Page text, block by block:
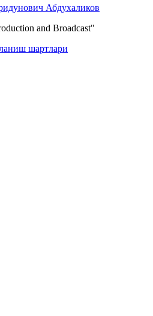
Абдухаликов
and Broadcast"
шартлари